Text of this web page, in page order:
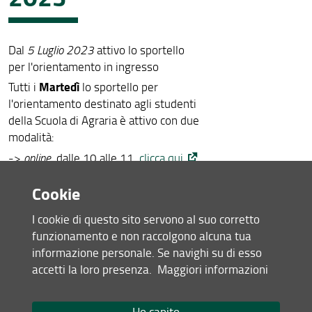
Dal 5 Luglio 2023attivo lo sportello
per l'orientamento in ingresso
Tutti i Martedì lo sportello per
l'orientamento destinato agli studenti
della Scuola di Agraria è attivo con due
modalità:
->onlinedalle 10 alle 11clicca qui
in presenzadalle 09 alle 13 presso
la sede di Quaracchi - aula 012 "stanza
degli studenti"
Il tutor fornirà informazioni su TOLC-
nulla-osta (per i CdLM), Piani di Studio,
Cookie
I cookie di questo sito servono al suo corretto
funzionamento e non raccolgono alcuna tua
informazione personale. Se navighi su di esso
accetti la loro presenza. Maggiori informazioni